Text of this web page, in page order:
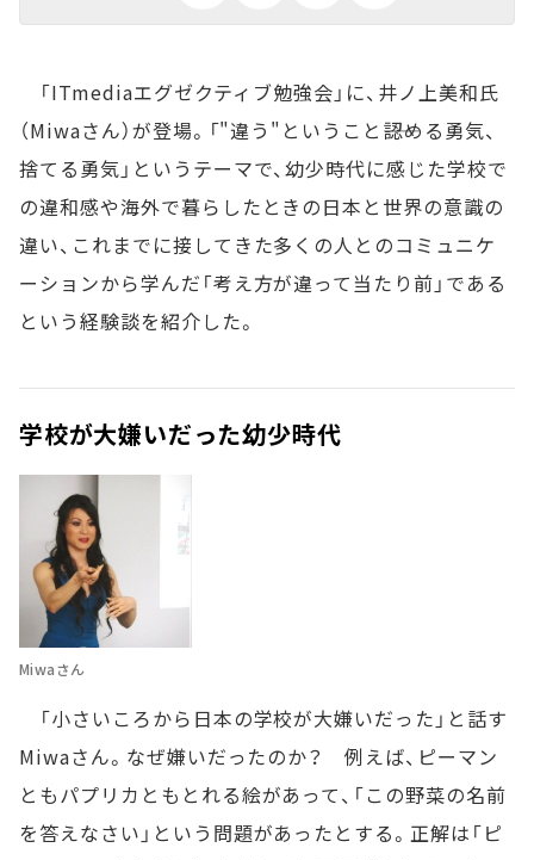
「ITmediaエグゼクティブ勉強会」に、井ノ上美和氏
（Miwaさん）が登場。「"違う"ということ――認める勇気、
捨てる勇気」というテーマで、幼少時代に感じた学校で
の違和感や海外で暮らしたときの日本と世界の意識の
違い、これまでに接してきた多くの人とのコミュニケ
ーションから学んだ「考え方が違って当たり前」である
という経験談を紹介した。
学校が大嫌いだった幼少時代
Miwaさん
「小さいころから日本の学校が大嫌いだった」と話す
Miwaさん。なぜ嫌いだったのか？ 例えば、ピーマン
ともパプリカともとれる絵があって、「この野菜の名前
を答えなさい」という問題があったとする。正解は「ピ